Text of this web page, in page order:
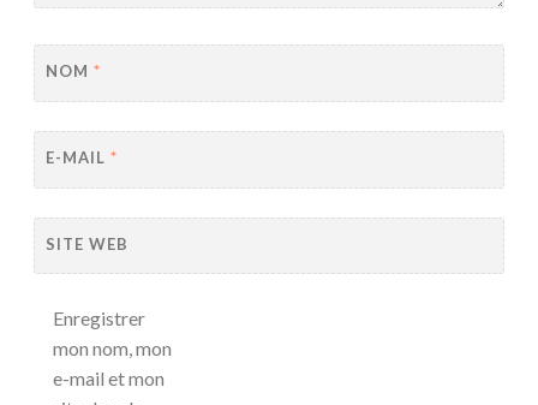
NOM *
E-MAIL *
SITE WEB
Enregistrer
mon nom, mon
e-mail et mon